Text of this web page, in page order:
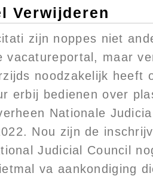
Verwijderen
zijn noppes niet
vacatureportal, maar
noodzakelijk heeft
erbij bedienen over
Nationale
Nou zijn de
Judicial Council
va aankondiging